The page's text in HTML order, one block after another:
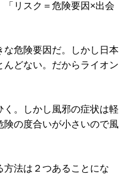
リスク＝危険要因×出会
危険要因だ。しかし日本
どない。だからライオン
。しかし風邪の症状は軽
険の度合いが小さいので風
法は２つあることにな